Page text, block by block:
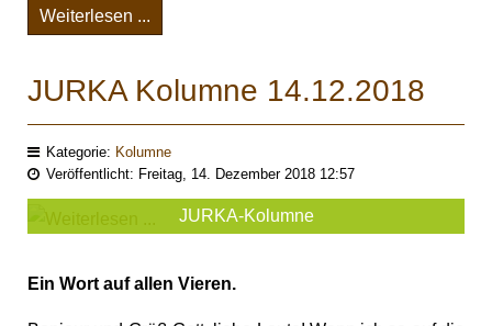
Weiterlesen ...
JURKA Kolumne 14.12.2018
Kategorie: Kolumne
Veröffentlicht: Freitag, 14. Dezember 2018 12:57
JURKA-Kolumne
Ein Wort auf allen Vieren.